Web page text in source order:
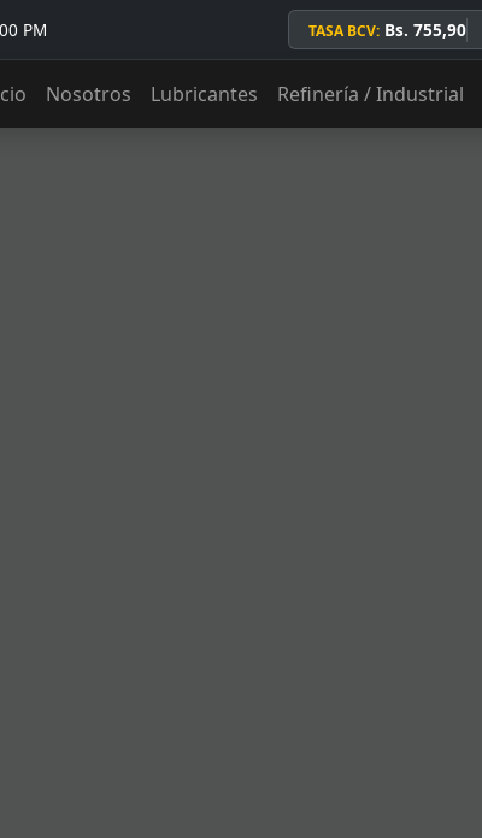
PM TASA BCV: Bs. 755,90
Nosotros Lubricantes Refinería / Industrial